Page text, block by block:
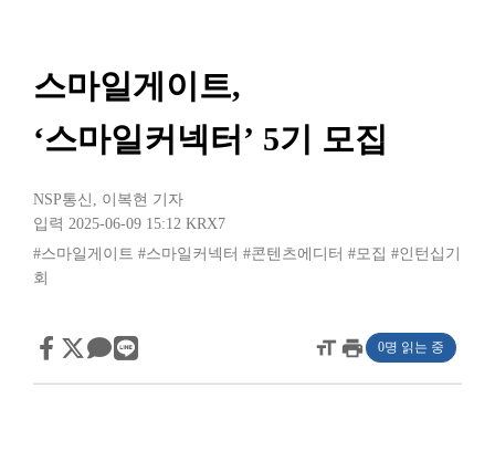
스마일게이트,
‘스마일커넥터’ 5기 모집
NSP통신 , 이복현 기자
입력 2025-06-09 15:12 KRX7
#스마일게이트 #스마일커넥터 #콘텐츠에디터 #모집 #인턴십기
회
format_sizeprint 0명 읽는 중